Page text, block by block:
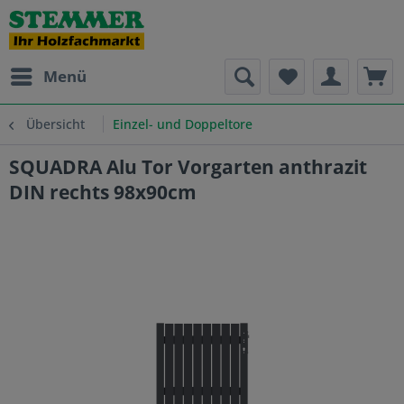
Menü
Übersicht Einzel- und Doppeltore
SQUADRA Alu Tor Vorgarten anthrazit
DIN rechts 98x90cm